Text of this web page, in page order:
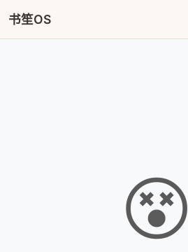
书笙OS
😵